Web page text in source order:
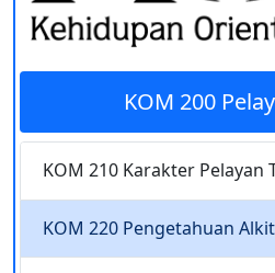
KOM 200
KOM 210 Karakter Pelayan
KOM 220 Pengetahuan